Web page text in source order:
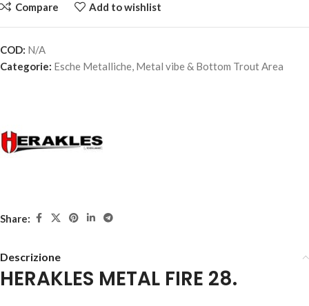
8,30€ 4 disponibili
Compare Add to wishlist
COD: N/A
Categorie: Esche Metalliche, Metal vibe & Bottom Trout Area
Share:
Descrizione
HERAKLES METAL FIRE 28.